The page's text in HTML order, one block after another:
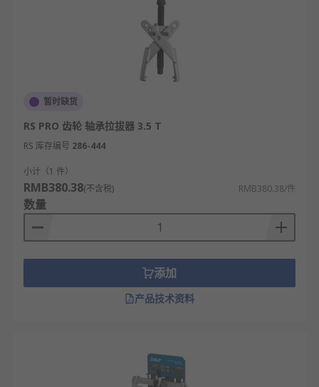
暂时缺货
RS PRO 齿轮 轴承拉拔器 3.5 T
RS 库存编号 286-444
小计（1 件）
RMB380.38(不含税) RMB380.38/件
数量
添加
产品技术资料